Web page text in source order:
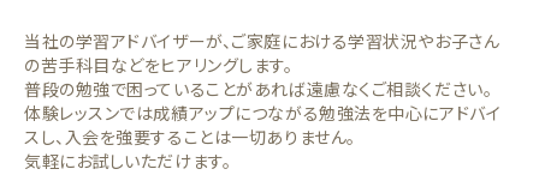
当社の学習アドバイザーが、ご家庭における学習状況やお子さん
の苦手科目などをヒアリングします。
普段の勉強で困っていることがあれば遠慮なくご相談ください。
体験レッスンでは成績アップにつながる勉強法を中心にアドバイ
スし、入会を強要することは一切ありません。
気軽にお試しいただけます。